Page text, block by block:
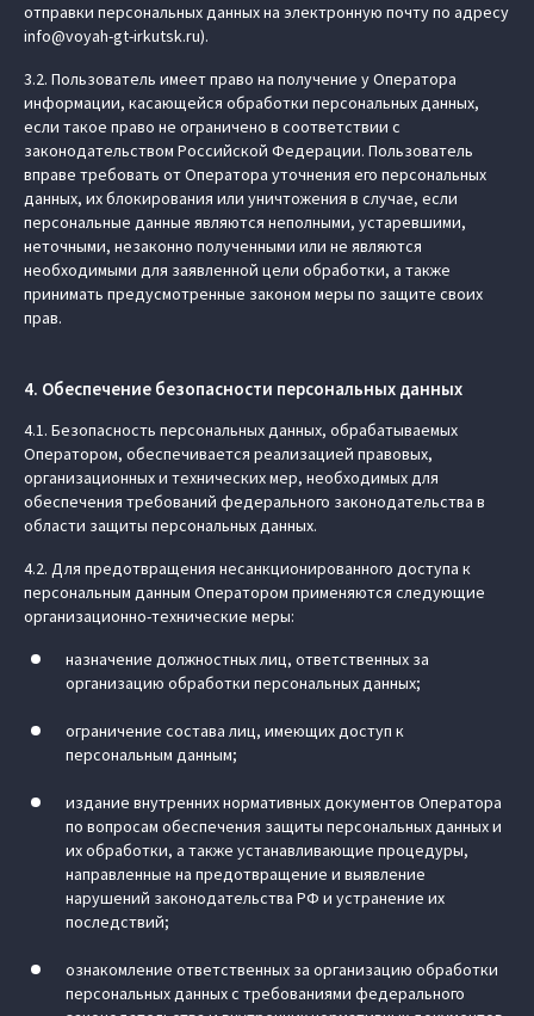
отправки персональных данных на электронную почту по адресу
info@voyah-gt-irkutsk.ru).
3.2. Пользователь имеет право на получение у Оператора
информации, касающейся обработки персональных данных,
если такое право не ограничено в соответствии с
законодательством Российской Федерации. Пользователь
вправе требовать от Оператора уточнения его персональных
данных, их блокирования или уничтожения в случае, если
персональные данные являются неполными, устаревшими,
неточными, незаконно полученными или не являются
необходимыми для заявленной цели обработки, а также
принимать предусмотренные законом меры по защите своих
прав.
4. Обеспечение безопасности персональных данных
4.1. Безопасность персональных данных, обрабатываемых
Оператором, обеспечивается реализацией правовых,
организационных и технических мер, необходимых для
обеспечения требований федерального законодательства в
области защиты персональных данных.
4.2. Для предотвращения несанкционированного доступа к
персональным данным Оператором применяются следующие
организационно-технические меры:
назначение должностных лиц, ответственных за
организацию обработки персональных данных;
ограничение состава лиц, имеющих доступ к
персональным данным;
издание внутренних нормативных документов Оператора
по вопросам обеспечения защиты персональных данных и
их обработки, а также устанавливающие процедуры,
направленные на предотвращение и выявление
нарушений законодательства РФ и устранение их
последствий;
ознакомление ответственных за организацию обработки
персональных данных с требованиями федерального